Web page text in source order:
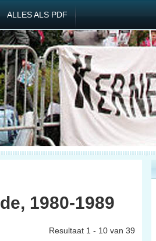
ALLES ALS PDF
1980-1989
Resultaat 1 - 10 van 39